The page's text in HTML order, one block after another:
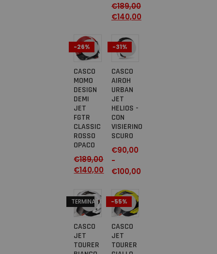
€189,00
€140,00
-26%
CASCO
MOMO
DESIGN
DEMI
JET
FGTR
CLASSIC
ROSSO
OPACO
€189,00
€140,00
-31%
CASCO
AIROH
URBAN
JET
HELIOS -
CON
VISIERINO
SCURO
€90,00
-
€100,00
TERMINATO
CASCO
JET
TOURER
-55%
CASCO
JET
TOURER